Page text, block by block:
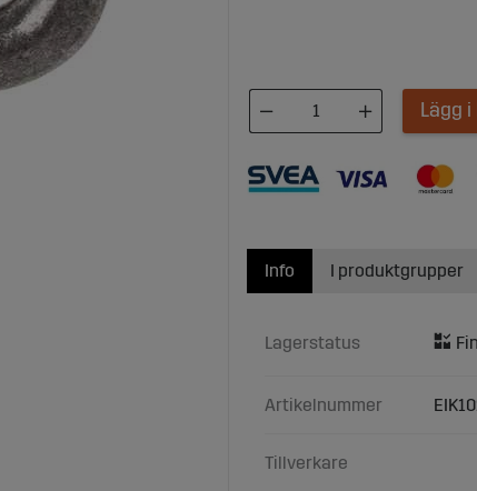
Lägg
Info
Lagerstatus
Artikelnummer
Tillverkare
I produktgrupper